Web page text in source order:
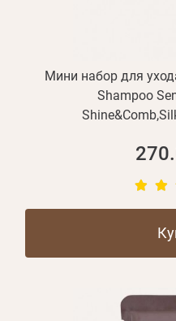
Мини набор для
Shampoo